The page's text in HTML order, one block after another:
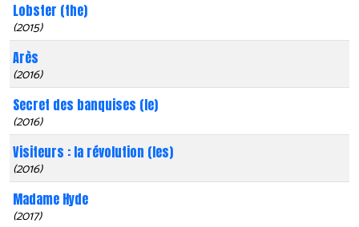
Lobster (the)
(2015)
Arès
(2016)
Secret des banquises (le)
(2016)
Visiteurs : la révolution (les)
(2016)
Madame Hyde
(2017)